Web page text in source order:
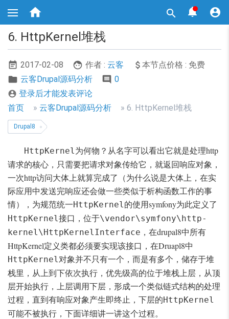
转
容
 


6. HttpKernel堆栈
2017-02-08 作者 : 云客
本节点价格 : 免费
云客Drupal源码分析
0
 登录后才能发表评论
面
包
导
航
首页 云客Drupal源码分析 6. HttpKernel堆栈
Drupal8
HttpKernel为何物？从名字可以看出它就是处理http
请求的核心，只需要把请求对象传给它，就返回响应对象，
一次http访问大体上就算完成了（为什么说是大体上，在实
际应用中发送完响应还会做一些类似于析构函数工作的事
情），为规范统一HttpKernel的使用symfony为此定义了
HttpKernel接口，位于\vendor\symfony\http-
kernel\HttpKernelInterface ，在drupal8中所有
HttpKernel定义类都必须要实现该接口，在Druapl8中
HttpKernel对象并不只有一个，而是有多个，储存于堆
栈里，从上到下依次执行，优先级高的位于堆栈上层，从顶
层开始执行，上层调用下层，形成一个类似链式结构的处理
过程，直到有响应对象产生即终止，下层的HttpKernel
可能不被执行，下面详细讲一讲这个过程。